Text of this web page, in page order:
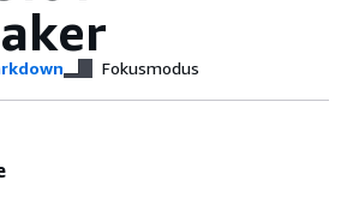
Fokusmodus